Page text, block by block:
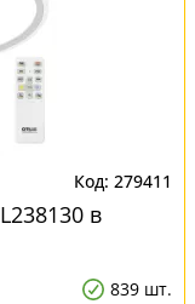
279411
в
839 шт.